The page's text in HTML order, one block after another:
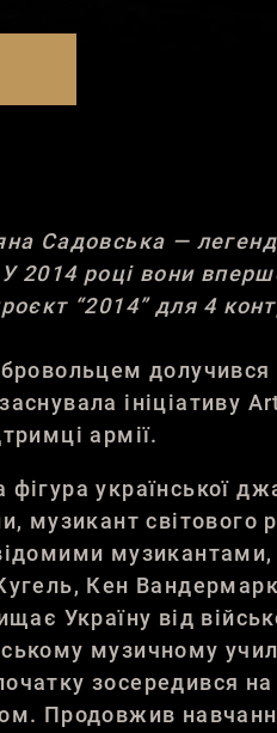
Садовська —
2014 році вони
“2014” для 4
долучився
ініціативу
армії.
української
музикант світового
, Кен Вандермарк
Україну від
музичному
зосередився на
Продовжив